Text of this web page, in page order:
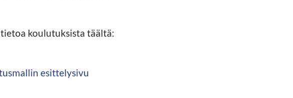
koulutuksista täältä:
esittelysivu